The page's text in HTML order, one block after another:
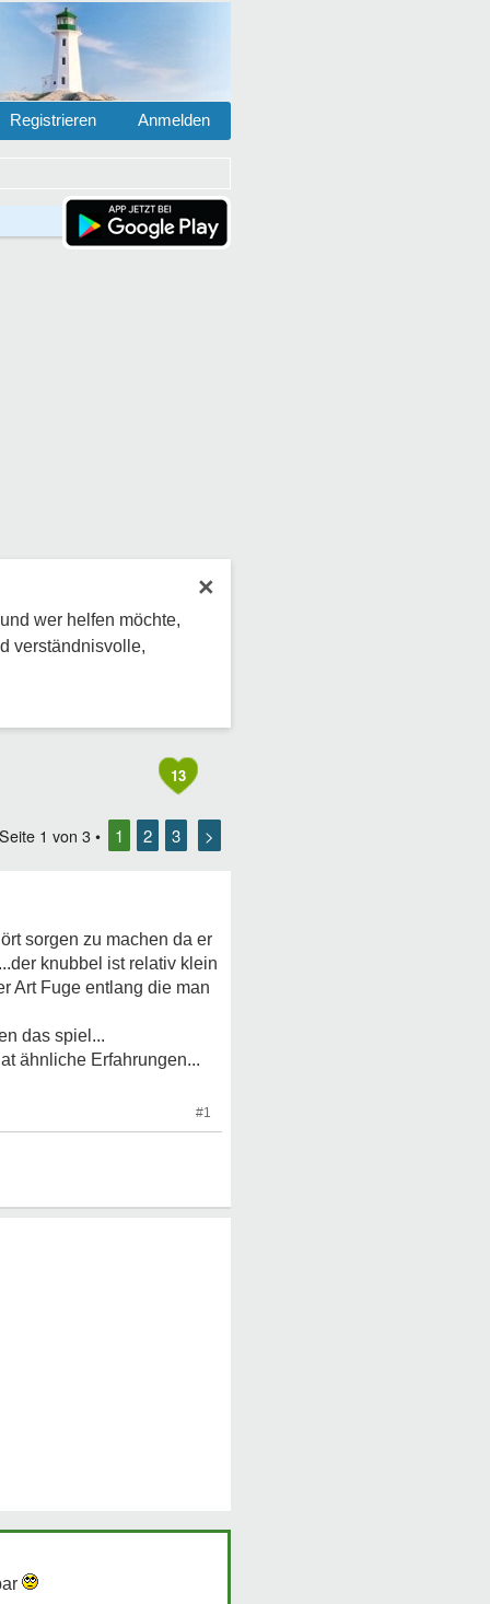
Anmelden
Registrieren
×
wer helfen möchte,
verständnisvolle,
13
1 von 3 • 1 2 3 >
sorgen zu machen da er
knubbel ist relativ klein
Art Fuge entlang die man
das spiel...
ähnliche Erfahrungen...
#1